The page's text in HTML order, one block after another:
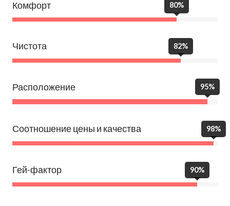
Комфорт 80%
Чистота 82%
Расположение 95%
Соотношение цены и качества 98%
Гей-фактор 90%